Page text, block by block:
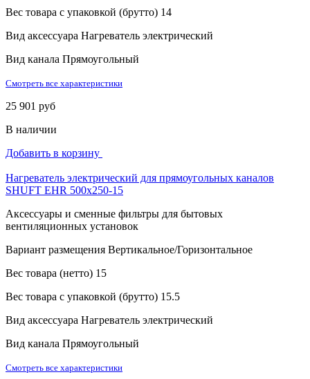
Вес товара с упаковкой (брутто) 14
Вид аксессуара Нагреватель электрический
Вид канала Прямоугольный
Смотреть все характеристики
25 901 руб
В наличии
Добавить в корзину
Нагреватель электрический для прямоугольных каналов
SHUFT EHR 500x250-15
Аксессуары и сменные фильтры для бытовых
вентиляционных установок
Вариант размещения Вертикальное/Горизонтальное
Вес товара (нетто) 15
Вес товара с упаковкой (брутто) 15.5
Вид аксессуара Нагреватель электрический
Вид канала Прямоугольный
Смотреть все характеристики